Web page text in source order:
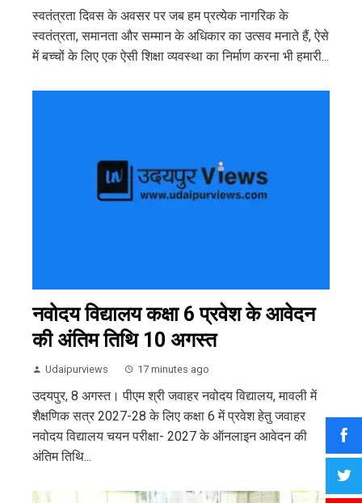
स्वतंत्रता दिवस के अवसर पर जब हम प्रत्येक नागरिक के
स्वतंत्रता, समानता और सम्मान के अधिकार का उत्सव मनाते हैं, ऐसे
में बच्चों के लिए एक ऐसी शिक्षा व्यवस्था का निर्माण करना भी हमारी...
नवोदय विद्यालय कक्षा 6 प्रवेश के आवेदन
की अंतिम तिथि 10 अगस्त
Udaipurviews 17 minutes ago
उदयपुर, 8 अगस्त। पीएम श्री जवाहर नवोदय विद्यालय, मावली में
शैक्षणिक सत्र 2027-28 के लिए कक्षा 6 में प्रवेश हेतु जवाहर
नवोदय विद्यालय चयन परीक्षा- 2027 के ऑनलाइन आवेदन की
अंतिम तिथि...